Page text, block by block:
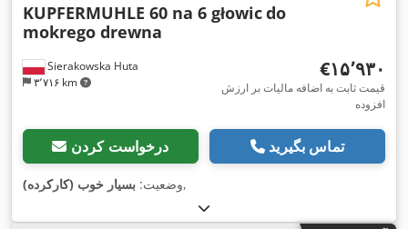
Sierakowska Huta
۳٬۷۱۶ km
KUPFERMUHLE 60 na 6 głowicdo
mokrego drewna
‎€۱۵٬۹۳۰
قیمت ثابت به اضافه مالیات بر ارزش
افزوده
درخواست کردن تماس بگیرید
وضعیت: بسیار خوب (کارکرده) ,